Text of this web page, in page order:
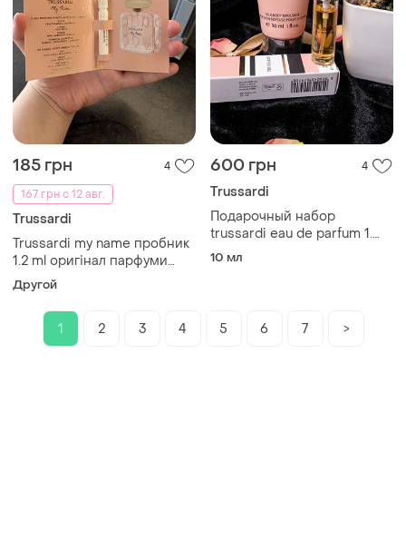
185 грн
4
167 грн с 12 авг.
Trussardi
Trussardi my name пробник
1.2 ml оригінал парфуми
семпл жіночі ваніль мускус
бузок
Другой
600 грн 4
Trussardi
Подарочный набор
trussardi eau de parfum 1.
парфюмированная вода
silk body emulsion
10 мл
1 2 3 4 5 6 7 >